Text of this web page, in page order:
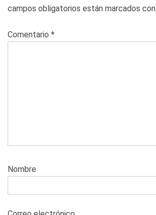
campos obligatorios están marcados con
Comentario *
Nombre